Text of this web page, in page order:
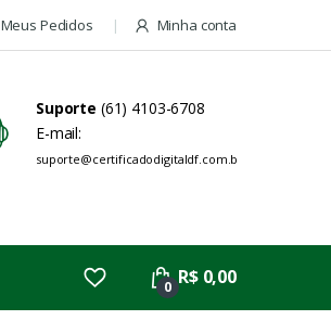
Meus Pedidos Minha conta
Suporte (61) 4103-6708
E-mail:
suporte@certificadodigitaldf.com.br
0 R$ 0,00